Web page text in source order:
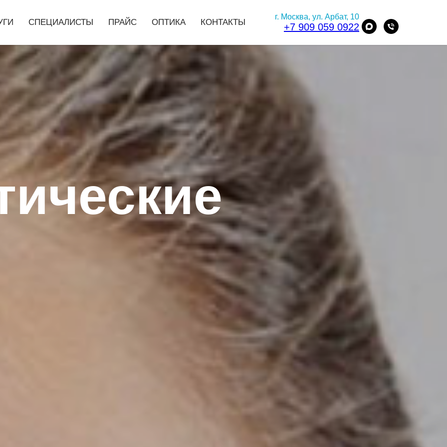
СПЕЦИАЛИСТЫ ПРАЙС ОПТИКА КОНТАКТЫ
г. Москва, ул. Арбат, 10
+7 909 059 0922